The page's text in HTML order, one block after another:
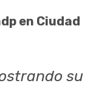
en Ciudad
su